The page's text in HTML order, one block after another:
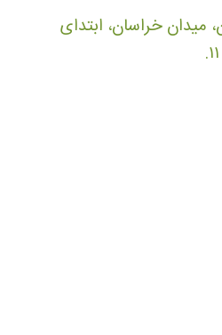
میدان خراسان، ابتدای